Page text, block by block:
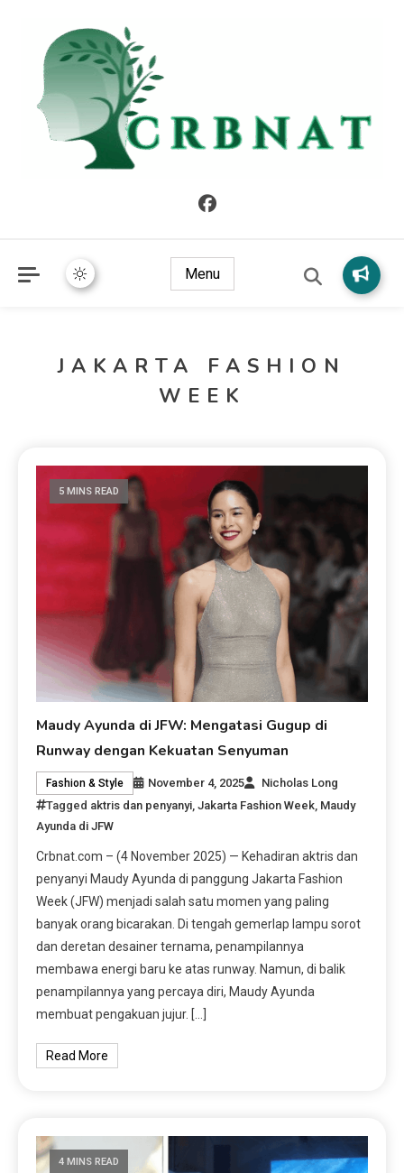
Menu
JAKARTA FASHION
WEEK
5 MINS READ
Maudy Ayunda di JFW: Mengatasi Gugup di
Runway dengan Kekuatan Senyuman
Fashion & Style November 4, 2025
Nicholas Long
Tagged aktris dan penyanyi ,Jakarta Fashion Week Maudy
Ayunda di JFW
Crbnat.com – (4 November 2025) — Kehadiran aktris dan
penyanyi Maudy Ayunda di panggung Jakarta Fashion
Week (JFW) menjadi salah satu momen yang paling
banyak orang bicarakan. Di tengah gemerlap lampu sorot
dan deretan desainer ternama, penampilannya
membawa energi baru ke atas runway. Namun, di balik
penampilannya yang percaya diri, Maudy Ayunda
membuat pengakuan jujur. […]
Read More
4 MINS READ